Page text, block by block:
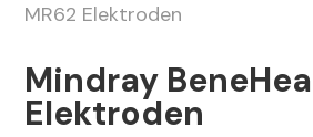
MR62 Elektroden
Mindray
Elektroden